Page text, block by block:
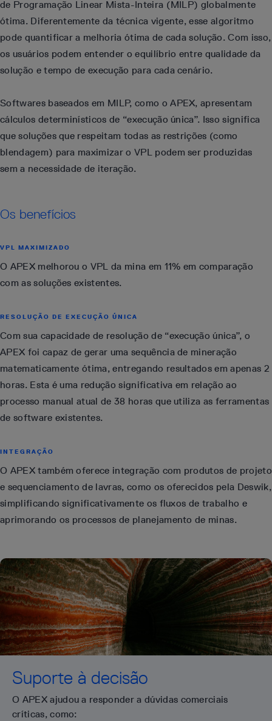
de Programação Linear Mista-Inteira (MILP) globalmente
ótima. Diferentemente da técnica vigente, esse algoritmo
pode quantificar a melhoria ótima de cada solução. Com isso,
os usuários podem entender o equilíbrio entre qualidade da
solução e tempo de execução para cada cenário.
Softwares baseados em MILP, como o APEX, apresentam
cálculos determinísticos de “execução única”. Isso significa
que soluções que respeitam todas as restrições (como
blendagem) para maximizar o VPL podem ser produzidas
sem a necessidade de iteração.
Os benefícios
VPL MAXIMIZADO
O APEX melhorou o VPL da mina em 11% em comparação
com as soluções existentes.
RESOLUÇÃO DE EXECUÇÃO ÚNICA
Com sua capacidade de resolução de “execução única”, o
APEX foi capaz de gerar uma sequência de mineração
matematicamente ótima, entregando resultados em apenas 2
horas. Esta é uma redução significativa em relação ao
processo manual atual de 38 horas que utiliza as ferramentas
de software existentes.
INTEGRAÇÃO
O APEX também oferece integração com produtos de projeto
e sequenciamento de lavras, como os oferecidos pela Deswik,
simplificando significativamente os fluxos de trabalho e
aprimorando os processos de planejamento de minas.
Suporte à decisão
O APEX ajudou a responder a dúvidas comerciais
críticas, como: